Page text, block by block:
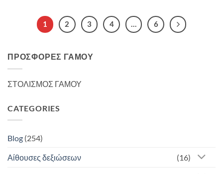
1 2 3 4 … 6
ΠΡΟΣΦΟΡΈΣ ΓΆΜΟΥ
ΣΤΟΛΙΣΜΟΣ ΓΑΜΟΥ
CATEGORIES
Blog (254)
Αίθουσες δεξιώσεων (16)